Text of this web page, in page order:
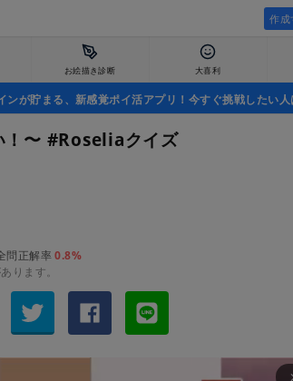
作成
お絵描き診断 大喜利
が貯まる、新感覚ポイ活アプリ！今すぐ挑戦したい人
！〜 #Roseliaクイズ
問正解率0.8%
ります。